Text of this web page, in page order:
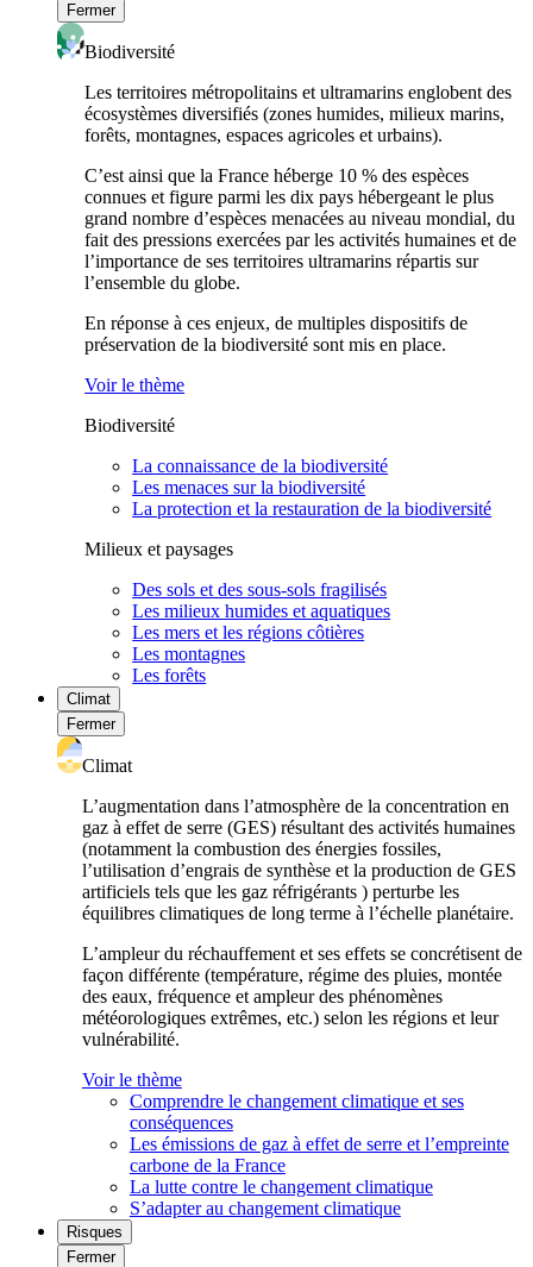
Fermer
Biodiversité
Les territoires métropolitains et ultramarins englobent des
écosystèmes diversifiés (zones humides, milieux marins,
forêts, montagnes, espaces agricoles et urbains).
C’est ainsi que la France héberge 10 % des espèces
connues et figure parmi les dix pays hébergeant le plus
grand nombre d’espèces menacées au niveau mondial, du
fait des pressions exercées par les activités humaines et de
l’importance de ses territoires ultramarins répartis sur
l’ensemble du globe.
En réponse à ces enjeux, de multiples dispositifs de
préservation de la biodiversité sont mis en place.
Voir le thème
Biodiversité
La connaissance de la biodiversité
Les menaces sur la biodiversité
La protection et la restauration de la biodiversité
Milieux et paysages
Des sols et des sous-sols fragilisés
Les milieux humides et aquatiques
Les mers et les régions côtières
Les montagnes
Les forêts
Climat
Fermer
Climat
L’augmentation dans l’atmosphère de la concentration en
gaz à effet de serre (GES) résultant des activités humaines
(notamment la combustion des énergies fossiles,
l’utilisation d’engrais de synthèse et la production de GES
artificiels tels que les gaz réfrigérants ) perturbe les
équilibres climatiques de long terme à l’échelle planétaire.
L’ampleur du réchauffement et ses effets se concrétisent de
façon différente (température, régime des pluies, montée
des eaux, fréquence et ampleur des phénomènes
météorologiques extrêmes, etc.) selon les régions et leur
vulnérabilité.
Voir le thème
Comprendre le changement climatique et ses
conséquences
Les émissions de gaz à effet de serre et l’empreinte
carbone de la France
La lutte contre le changement climatique
S’adapter au changement climatique
Risques
Fermer